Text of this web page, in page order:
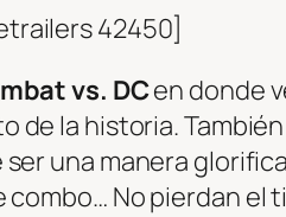
42450]
vs. DCen donde
de la historia.
una manera
No pierdan el